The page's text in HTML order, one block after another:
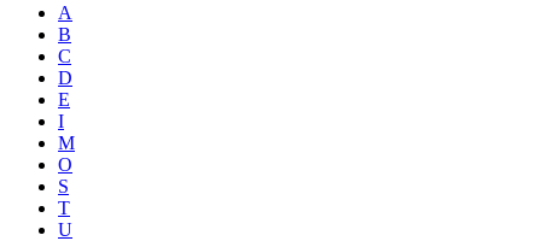
A
B
C
D
E
I
M
O
S
T
U